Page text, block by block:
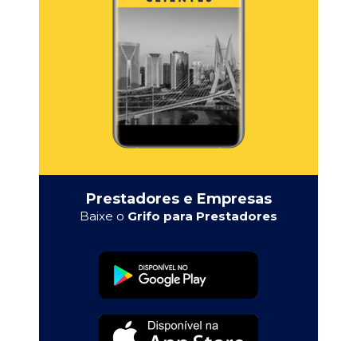
Prestadores e Empresas
Baixe o Grifo para Prestadores